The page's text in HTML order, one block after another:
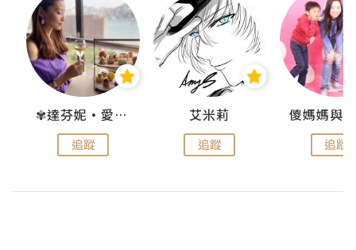
✾達芬妮•愛孩子•愛生活✾
追蹤
艾米莉
追蹤 追蹤